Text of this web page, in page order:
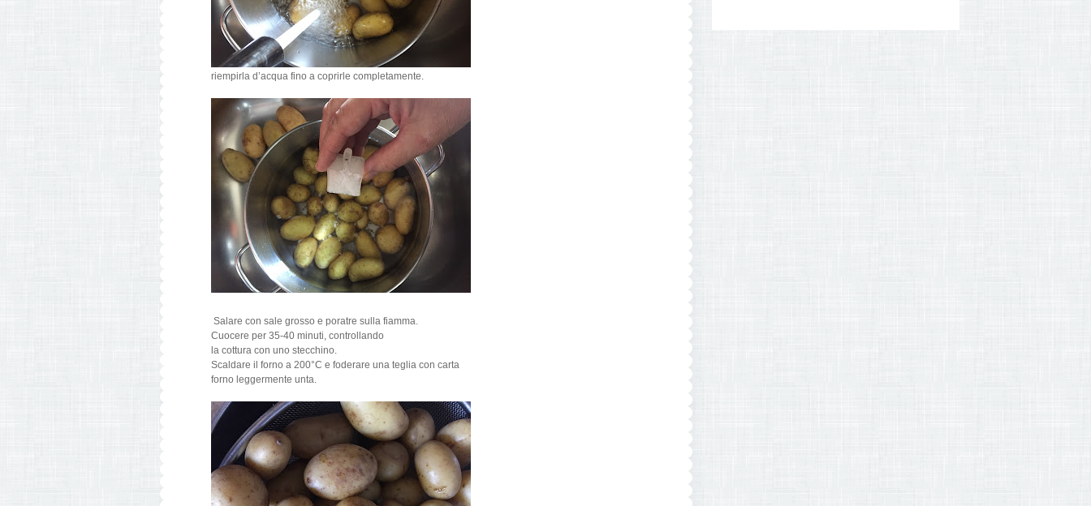
riempirla d’acqua fino a coprirle completamente.
Salare con sale grosso e poratre sulla fiamma.
Cuocere per 35-40 minuti, controllando
la cottura con uno stecchino.
Scaldare il forno a 200°C e foderare una teglia con carta
forno leggermente unta.